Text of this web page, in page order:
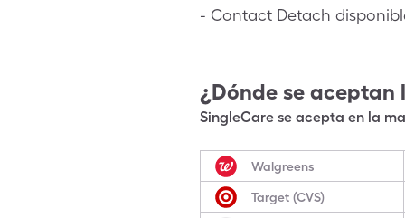
- Contact Detach
¿Dónde se aceptan
SingleCare se acepta en la
Walgreens
Target (CVS)